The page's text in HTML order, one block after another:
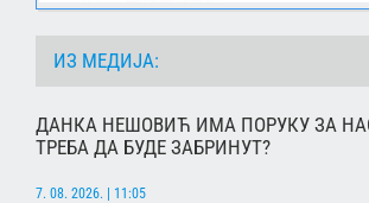
ИЗ МЕДИЈА:
ДАНКА НЕШОВИЋ ИМА ПОРУКУ ЗА
ТРЕБА ДА БУДЕ ЗАБРИНУТ?
7. 08. 2026. | 11:05